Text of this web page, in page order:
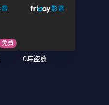
免費
0時盜數